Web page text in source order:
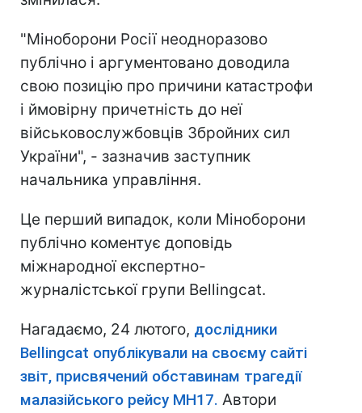
"Міноборони Росії неодноразово
публічно і аргументовано доводила
свою позицію про причини катастрофи
і ймовірну причетність до неї
військовослужбовців Збройних сил
України", - зазначив заступник
начальника управління.
Це перший випадок, коли Міноборони
публічно коментує доповідь
міжнародної експертно-
журналістської групи Bellingcat.
Нагадаємо, 24 лютого, дослідники
Bellingcat опублікували на своєму сайті
звіт, присвячений обставинам трагедії
малазійського рейсу MH17. Автори